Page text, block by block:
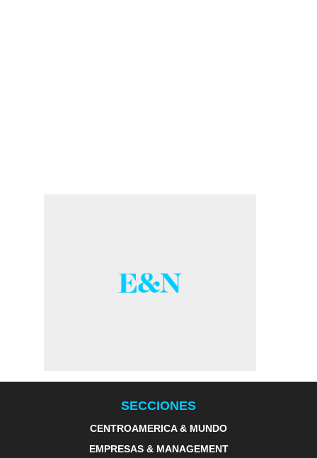
SECCIONES
CENTROAMERICA & MUNDO
EMPRESAS & MANAGEMENT